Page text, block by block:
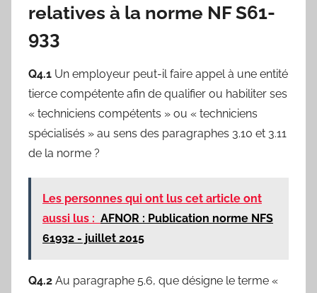
relatives à la norme NF S61-
933
Q4.1 Un employeur peut-il faire appel à une entité
tierce compétente afin de qualifier ou habiliter ses
« techniciens compétents » ou « techniciens
spécialisés » au sens des paragraphes 3.10 et 3.11
de la norme ?
Les personnes qui ont lus cet article ont
aussi lus : AFNOR : Publication norme NFS
61932 - juillet 2015
Q4.2 Au paragraphe 5.6, que désigne le terme «